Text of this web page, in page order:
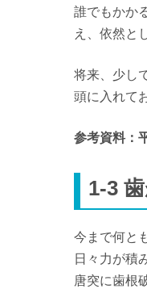
誰でもかか
え、依然と
将来、少し
頭に入れて
参考資料：
1-3
今まで何と
日々力が積
唐突に歯根